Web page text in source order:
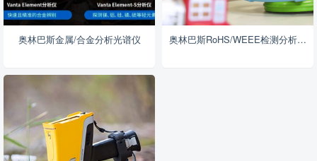
奥林巴斯金属/合金分析光谱仪 奥林巴斯RoHS/WEEE检测分析光谱仪